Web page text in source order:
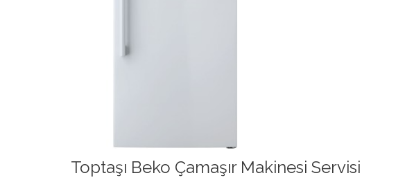
Toptaşı Beko Çamaşır Makinesi Servisi